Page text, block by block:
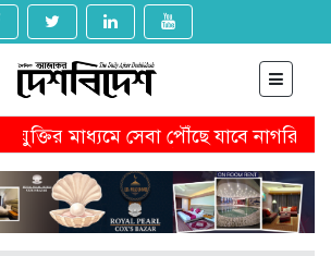
সেবা পৌঁছে যাবে নাগরিকের কাছে
অষ্টগ্রামে বিএনপির নির্বাচনি
পোস্ট
আগামীকাল থেকে ৯ মাসের জন্য
আহসানের বিচার শুরু